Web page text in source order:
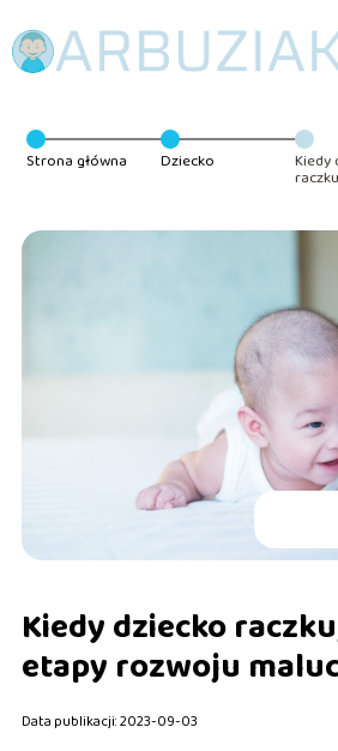
Strona główna Dziecko Kiedy
Kiedy dziecko
etapy rozwoju
Data publikacji: 2023-09-03